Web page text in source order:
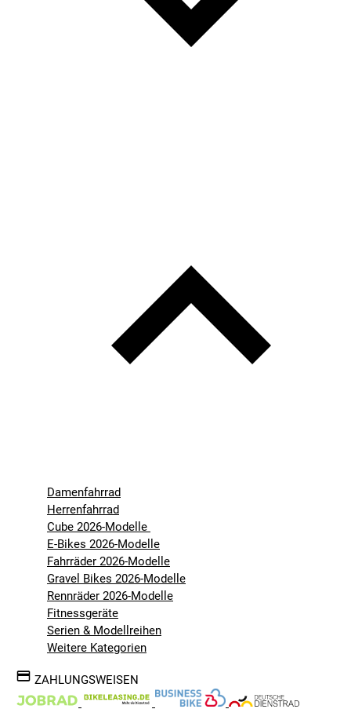
Damenfahrrad
Herrenfahrrad
Cube 2026-Modelle
E-Bikes 2026-Modelle
Fahrräder 2026-Modelle
Gravel Bikes 2026-Modelle
Rennräder 2026-Modelle
Fitnessgeräte
Serien & Modellreihen
Weitere Kategorien
ZAHLUNGSWEISEN